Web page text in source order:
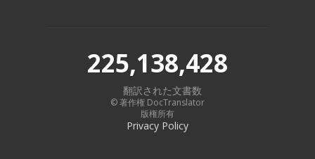
225,138,428
翻訳された文書数
© 著作権 DocTranslator
版権所有
Privacy Policy